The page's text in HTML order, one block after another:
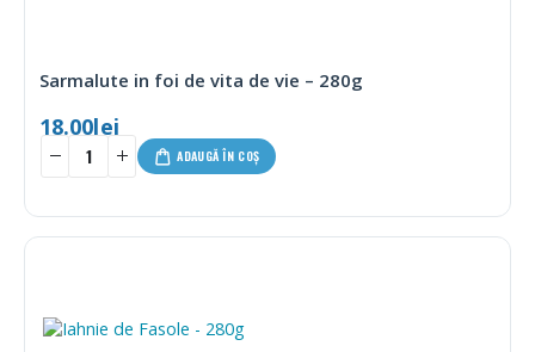
Sarmalute in foi de vita de vie – 280g
18.00lei
ADAUGĂ ÎN COȘ